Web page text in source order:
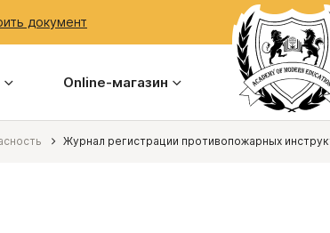
документ
Online-магазин
Журнал регистрации противопожарных